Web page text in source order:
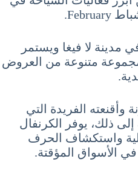
مدينة لا فيغا ويستمر
متنوعة من العروض
وأقنعته الفريدة التي
ذلك، يوفر الكرنفال
واستكشاف الحرف
في الأسواق المؤقتة.